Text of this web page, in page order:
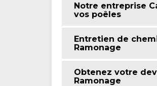
Notre entreprise
vos poêles
Entretien de
Ramonage
Obtenez votre
Ramonage